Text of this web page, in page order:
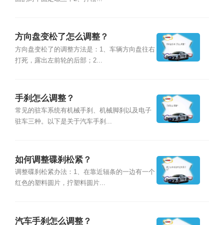
方向盘变松了怎么调整？
方向盘变松了的调整方法是：1、车辆方向盘往右
打死，露出左前轮的后部；2...
手刹怎么调整？
常见的驻车系统有机械手刹、机械脚刹以及电子
驻车三种。以下是关于汽车手刹...
如何调整碟刹松紧？
调整碟刹松紧办法：1、在靠近辐条的一边有一个
红色的塑料圆片，拧塑料圆片...
汽车手刹怎么调整？